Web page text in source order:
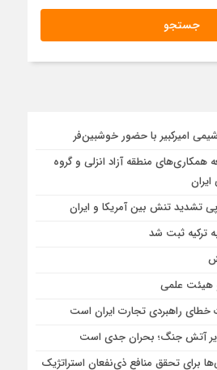
امیرکبیر با حضور خوشبین‌فر
همكاری‌های منطقه آزاد انزلی و گروه
تشدید تنش بین آمریکا و ایران
ترکیه ثبت شد
هیئت علمی
خطای راهبردی تجارت ایران است
آتش جنگ؛ بحران جدی است
برای تحقق منافع ذی‌نفعان استراتژیک